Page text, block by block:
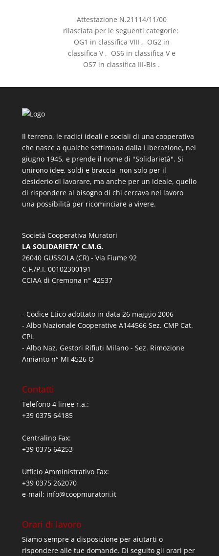
Attestazione N.21114/11/00
rilasciata per le seguenti categorie:
OG1 in classifica VIII , OG2 in
classifica V , OS6 in classifica V e
OS7 in classifica III-Bis .
Il terreno, le radici ideali e sociali di una cooperativa
che nasce a qualche settimana dalla Liberazione, nel
giugno 1945, e prende il nome di "Solidarietà". Si
unirono idee, soldi e braccia, non solo per il
desiderio di lavorare, ma anche per un ideale, quello
di rispondere al bisogno di chi cercava nel lavoro
una possibilità per ricominciare a vivere.
Società Cooperativa Muratori
LA SOLIDARIETA' C.M.G.
26040 GUSSOLA (CR) - Via Fiume 92
C.F./P.I. 00102300191
CCIAA di Cremona n° 42537
- Codice Etico adottato in data 26 maggio 2006
- Albo Nazionale Cooperative A144566 Sez. CMP Cat.
CPL
- Albo Naz. Gestori Rifiuti Milano - Sez. Rimozione
Amianto n° MI 4526 O
Contatti
Telefono 4 linee r.a.:
+39 0375 64185
Centralino Fax:
+39 0375 64253
Ufficio Amministrativo Fax:
+39 0375 262070
e-mail: info@coopmuratori.it
Orari di lavoro
Siamo sempre a disposizione per aiutarti o
rispondere alle tue domande. Di seguito gli orari per